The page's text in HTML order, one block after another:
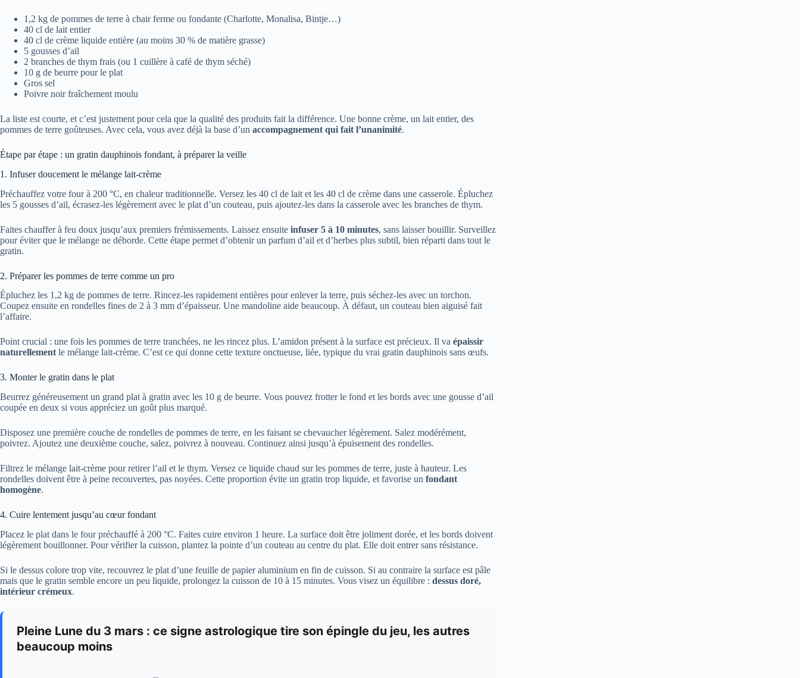
1,2 kg de pommes de terre à chair ferme ou fondante (Charlotte, Monalisa, Bintje…)
40 cl de lait entier
40 cl de crème liquide entière (au moins 30 % de matière grasse)
5 gousses d’ail
2 branches de thym frais (ou 1 cuillère à café de thym séché)
10 g de beurre pour le plat
Gros sel
Poivre noir fraîchement moulu
La liste est courte, et c’est justement pour cela que la qualité des produits fait la différence. Une bonne crème, un lait entier, des
pommes de terre goûteuses. Avec cela, vous avez déjà la base d’un accompagnement qui fait l’unanimité.
Étape par étape : un gratin dauphinois fondant, à préparer la veille
1. Infuser doucement le mélange lait-crème
Préchauffez votre four à 200 °C, en chaleur traditionnelle. Versez les 40 cl de lait et les 40 cl de crème dans une casserole. Épluchez
les 5 gousses d’ail, écrasez-les légèrement avec le plat d’un couteau, puis ajoutez-les dans la casserole avec les branches de thym.
Faites chauffer à feu doux jusqu’aux premiers frémissements. Laissez ensuite infuser 5 à 10 minutes, sans laisser bouillir. Surveillez
pour éviter que le mélange ne déborde. Cette étape permet d’obtenir un parfum d’ail et d’herbes plus subtil, bien réparti dans tout le
gratin.
2. Préparer les pommes de terre comme un pro
Épluchez les 1,2 kg de pommes de terre. Rincez-les rapidement entières pour enlever la terre, puis séchez-les avec un torchon.
Coupez ensuite en rondelles fines de 2 à 3 mm d’épaisseur. Une mandoline aide beaucoup. À défaut, un couteau bien aiguisé fait
l’affaire.
Point crucial : une fois les pommes de terre tranchées, ne les rincez plus. L’amidon présent à la surface est précieux. Il va épaissir
naturellementle mélange lait-crème. C’est ce qui donne cette texture onctueuse, liée, typique du vrai gratin dauphinois sans œufs.
3. Monter le gratin dans le plat
Beurrez généreusement un grand plat à gratin avec les 10 g de beurre. Vous pouvez frotter le fond et les bords avec une gousse d’ail
coupée en deux si vous appréciez un goût plus marqué.
Disposez une première couche de rondelles de pommes de terre, en les faisant se chevaucher légèrement. Salez modérément,
poivrez. Ajoutez une deuxième couche, salez, poivrez à nouveau. Continuez ainsi jusqu’à épuisement des rondelles.
Filtrez le mélange lait-crème pour retirer l’ail et le thym. Versez ce liquide chaud sur les pommes de terre, juste à hauteur. Les
rondelles doivent être à peine recouvertes, pas noyées. Cette proportion évite un gratin trop liquide, et favorise un fondant
homogène.
4. Cuire lentement jusqu’au cœur fondant
Placez le plat dans le four préchauffé à 200 °C. Faites cuire environ 1 heure. La surface doit être joliment dorée, et les bords doivent
légèrement bouillonner. Pour vérifier la cuisson, plantez la pointe d’un couteau au centre du plat. Elle doit entrer sans résistance.
Si le dessus colore trop vite, recouvrez le plat d’une feuille de papier aluminium en fin de cuisson. Si au contraire la surface est pâle
mais que le gratin semble encore un peu liquide, prolongez la cuisson de 10 à 15 minutes. Vous visez un équilibre : dessus doré,
intérieur crémeux.
Pleine Lune du 3 mars : ce signe astrologique tire son épingle du jeu, les autres
beaucoup moins